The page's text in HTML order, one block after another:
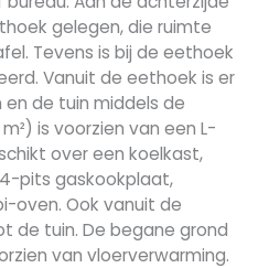
gelegen, die ruimte
Tevens is bij de eethoek
Vanuit de eethoek is er
de tuin middels de
is voorzien van een L-
over een koelkast,
pits gaskookplaat,
oven. Ook vanuit de
de tuin. De begane grond
van vloerverwarming.